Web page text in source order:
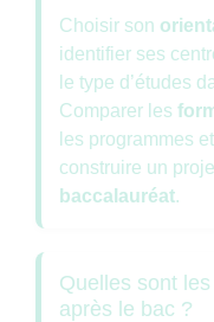
Choisir son
identifier ses
le type d’études
Comparer les
les programmes
construire un
baccalauréat.
Quelles sont
après le bac ?